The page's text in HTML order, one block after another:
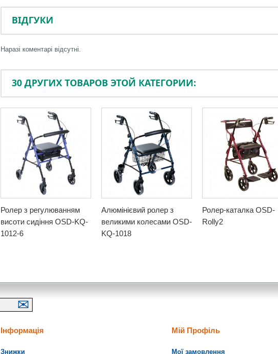
ВІДГУКИ
Наразі коментарі відсутні.
30 ДРУГИХ ТОВАРОВ ЭТОЙ КАТЕГОРИИ:
Ролер з регулюванням
висоти сидіння OSD-KQ-
1012-6
Алюмінієвий ролер з
великими колесами OSD-
KQ-1018
Ролер-каталка OSD-
Rolly2
Інформація
Знижки
Мій Профіль
Мої замовлення